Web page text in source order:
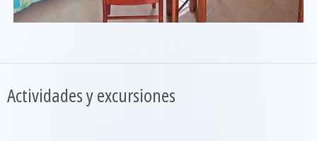
Actividades y excursiones